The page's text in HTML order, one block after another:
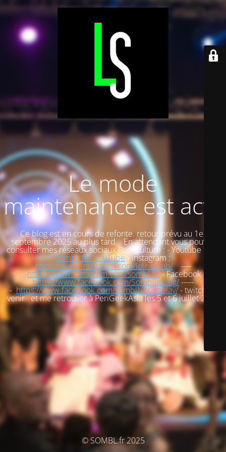
Le mode
maintenance est actif
Ce blog est en cours de refonte. retour prévu au 1er
septembre 2025 au plus tard. En attendant vous pouvez
consulter mes réseaux sociaux Pop-Culture : - Youtube :
sombl_fr - YouTube - instagram :
https://www.instagram.com/loic.somb/----
-https://www.instagram.com/sombl.fr/- Facebook :
https://www.facebook.com/Somblleblog/-----
-https://www.facebook.com/somblNoCosplay/- twitch : à
venir et me retrouver à PeriGeekAsia les 5 et 6 juillet 2025
© SOMBL.fr 2025